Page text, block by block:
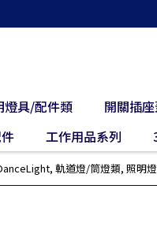
燈具/配件類
開關插
工作用品系列
, 軌道燈/筒燈類, 照明